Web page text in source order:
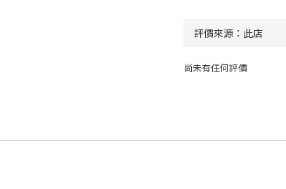
尚未有任何評價